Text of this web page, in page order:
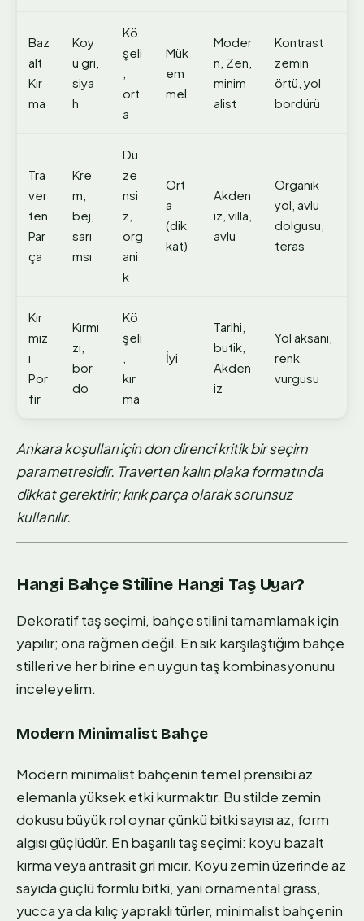
Baz
alt
Kır
ma
Koy
u gri,
siya
h
Kö
şeli
ort
a
Mük
em
mel
Moder
n, Zen,
minim
alist
Kontrast
zemin
örtü, yol
bordürü
Tra
ver
ten
Par
ça
Kre
m,
bej,
sarı
msı
Dü
ze
nsi
z,
org
ani
k
Ort
a
(dik
kat)
Akden
iz, villa,
avlu
Organik
yol, avlu
dolgusu,
teras
Kır
mız
ı
Por
fir
Kırmı
zı,
bor
do
Kö
şeli
kır
ma
İyi
Tarihi,
butik,
Akden
iz
Yol aksanı,
renk
vurgusu
Ankara koşulları için don direnci kritik bir seçim
parametresidir. Traverten kalın plaka formatında
dikkat gerektirir; kırık parça olarak sorunsuz
kullanılır.
Hangi Bahçe Stiline Hangi Taş Uyar?
Dekoratif taş seçimi, bahçe stilini tamamlamak için
yapılır; ona rağmen değil. En sık karşılaştığım bahçe
stilleri ve her birine en uygun taş kombinasyonunu
inceleyelim.
Modern Minimalist Bahçe
Modern minimalist bahçenin temel prensibi az
elemanla yüksek etki kurmaktır. Bu stilde zemin
dokusu büyük rol oynar çünkü bitki sayısı az, form
algısı güçlüdür. En başarılı taş seçimi: koyu bazalt
kırma veya antrasit gri mıcır. Koyu zemin üzerinde az
sayıda güçlü formlu bitki, yani ornamental grass,
yucca ya da kılıç yapraklı türler, minimalist bahçenin